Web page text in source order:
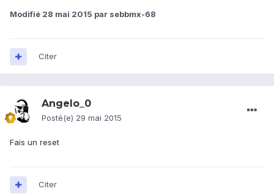
Modifié 28 mai 2015 par sebbmx-68
Citer
Angelo_0
Posté(e) 29 mai 2015
Fais un reset
Citer